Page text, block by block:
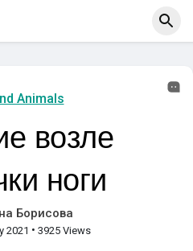
Animals
возле
ноги
Борисова
2021 • 3925 Views